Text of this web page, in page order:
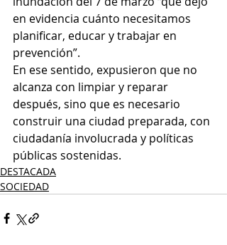
en evidencia cuánto necesitamos
planificar, educar y trabajar en
prevención”.
En ese sentido, expusieron que no
alcanza con limpiar y reparar
después, sino que es necesario
construir una ciudad preparada, con
ciudadanía involucrada y políticas
públicas sostenidas.
DESTACADA
SOCIEDAD